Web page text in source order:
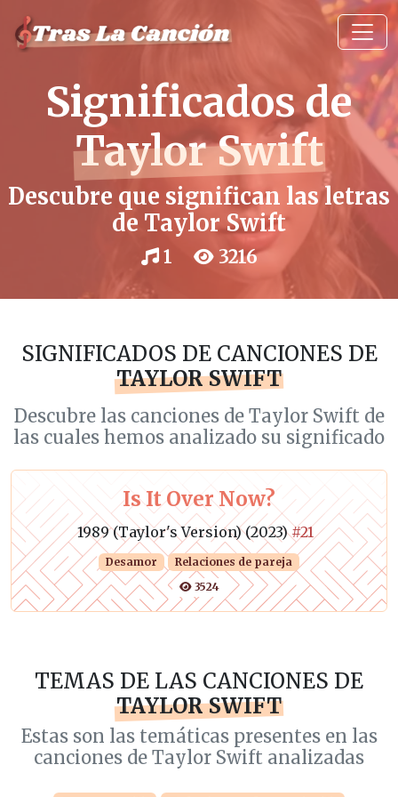
Significados de
Taylor Swift
Descubre que significan las letras
de Taylor Swift
1 3216
SIGNIFICADOS DE CANCIONES DE
TAYLOR SWIFT
Descubre las canciones de Taylor Swift de
las cuales hemos analizado su significado
Is It Over Now?
1989 (Taylor's Version) (2023)#21
Desamor
Relaciones de pareja
3524
TEMAS DE LAS CANCIONES DE
TAYLOR SWIFT
Estas son las temáticas presentes en las
canciones de Taylor Swift analizadas